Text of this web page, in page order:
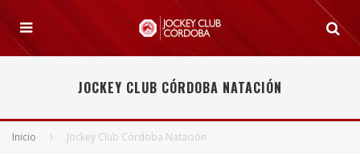
JOCKEY CLUB CÓRDOBA NATACIÓN
Inicio Jockey Club Córdoba Natación